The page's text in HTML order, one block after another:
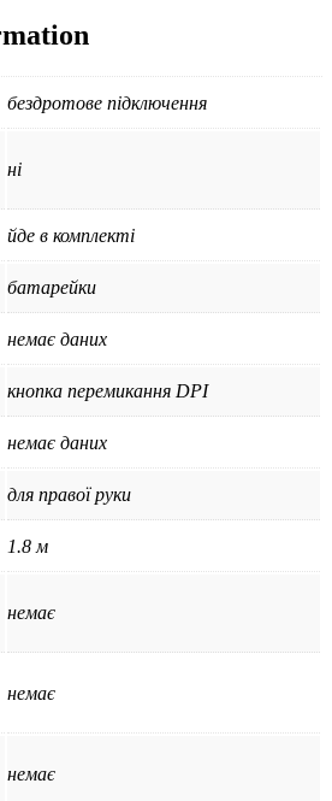
бездротове підключення
ні
йде в комплекті
батарейки
немає даних
кнопка перемикання DPI
немає даних
для правої руки
1.8 м
немає
немає
немає